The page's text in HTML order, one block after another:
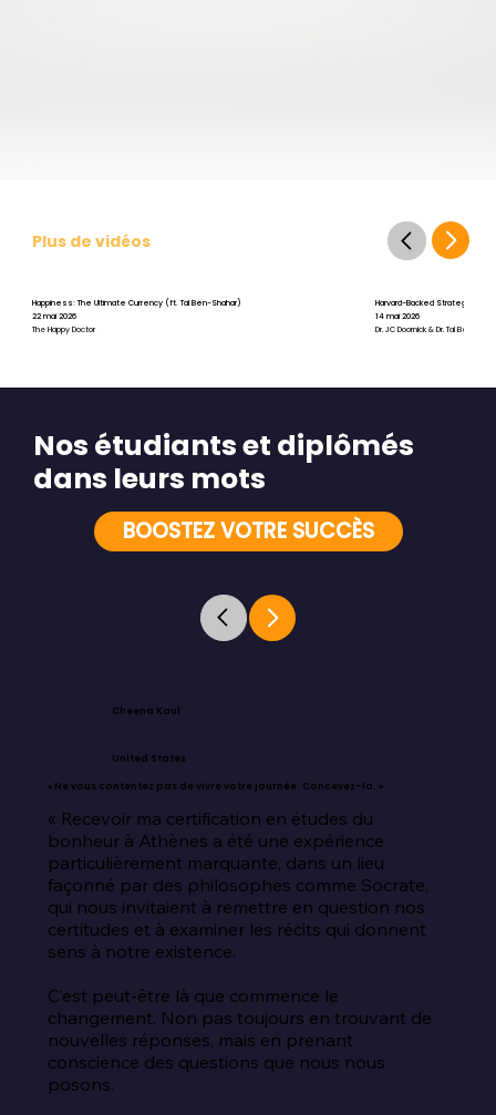
Plus de vidéos
Happiness: The Ultimate Currency (ft. Tal Ben-Shahar)
22 mai 2026
The Happy Doctor
Harvard-Backed Strategies for
14 mai 2026
Dr. JC Doornick & Dr. Tal Ben-
BOOSTEZ VOTRE SUCCÈS
Nos étudiants et diplômés
dans leurs mots
Cheena Kaul
United States
« Ne vous contentez pas de vivre votre journée. Concevez-la. »
« Recevoir ma certification en études du
bonheur à Athènes a été une expérience
particulièrement marquante, dans un lieu
façonné par des philosophes comme Socrate,
qui nous invitaient à remettre en question nos
certitudes et à examiner les récits qui donnent
sens à notre existence.
C’est peut-être là que commence le
changement. Non pas toujours en trouvant de
nouvelles réponses, mais en prenant
conscience des questions que nous nous
posons.